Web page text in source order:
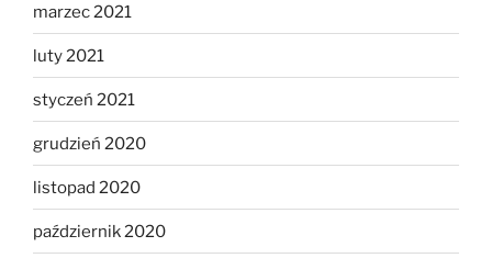
marzec 2021
luty 2021
styczeń 2021
grudzień 2020
listopad 2020
październik 2020